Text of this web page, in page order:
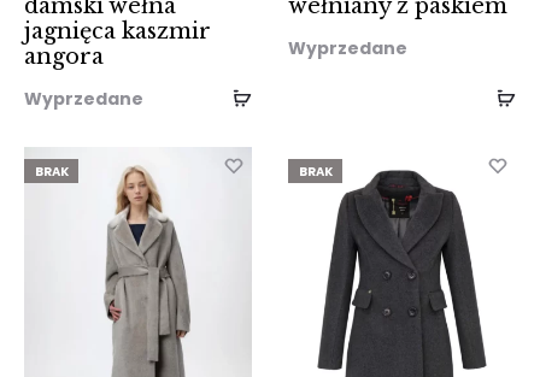
damski wełna
jagnięca kaszmir
angora
Wyprzedane
wełniany z paskiem
Wyprzedane
BRAK BRAK